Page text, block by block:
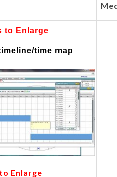
to Enlarge
time map
Enlarge